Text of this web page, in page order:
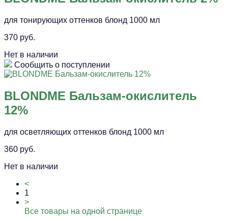
для тонирующих оттенков блонд 1000 мл
370 руб.
Нет в наличии
Сообщить о поступлении
BLONDME Бальзам-окислитель
12%
для осветляющих оттенков блонд 1000 мл
360 руб.
Нет в наличии
<
1
>
Все товары на одной странице